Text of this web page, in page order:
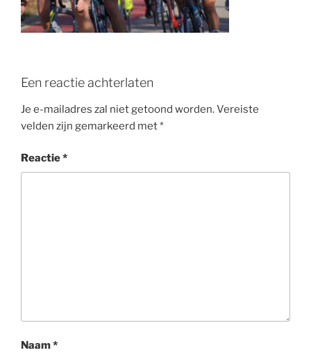
k
Een reactie achterlaten
Je e-mailadres zal niet getoond worden.Vereiste
velden zijn gemarkeerd met*
Reactie*
Naam*